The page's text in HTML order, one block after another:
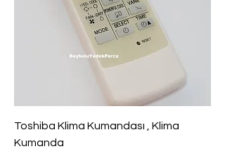
Toshiba Klima Kumandası , Klima
Kumanda